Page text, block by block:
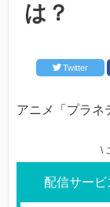
は？
Twitter
アニメ「プラネ
\
配信サービ